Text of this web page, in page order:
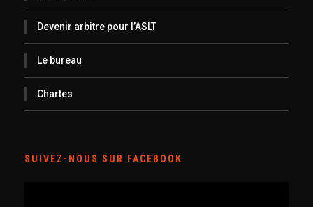
Devenir arbitre pour l’ASLT
Le bureau
Chartes
SUIVEZ-NOUS SUR FACEBOOK